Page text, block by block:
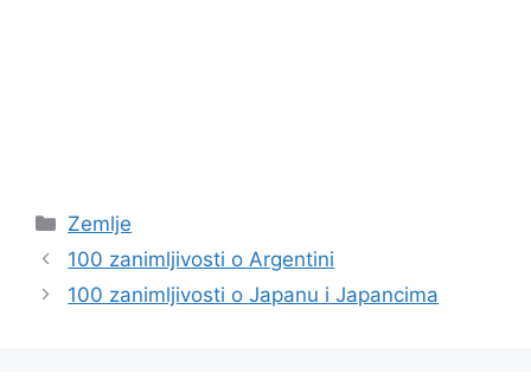
Kategorije
Zemlje
100 zanimljivosti o Argentini
100 zanimljivosti o Japanu i Japancima